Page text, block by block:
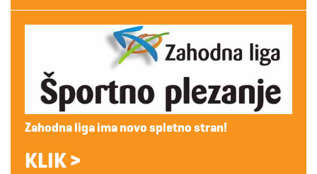
Zahodna liga ima novo spletno stran!
KLIK >